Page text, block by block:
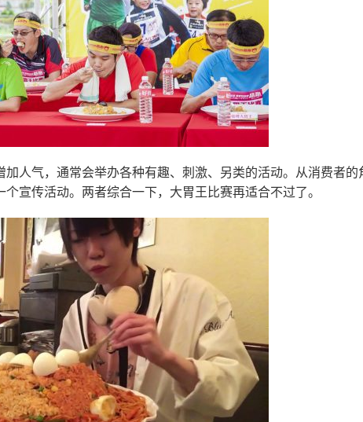
人气，通常会举办各种有趣、刺激、另类的活动。从消费者的
宣传活动。两者综合一下，大胃王比赛再适合不过了。